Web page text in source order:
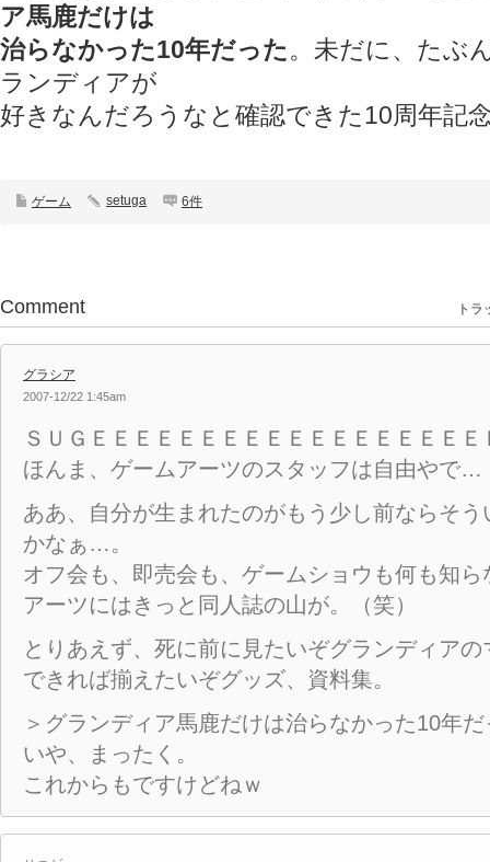
ア馬鹿だけは
治らなかった10年だった。未だに、たぶ
ランディアが
好きなんだろうなと確認できた10周年記
ゲーム setuga 6件
Comment トラ
グラシア
2007-12/22 1:45am
ＳＵＧＥＥＥＥＥＥＥＥＥＥＥＥＥＥＥＥＥＥ
ほんま、ゲームアーツのスタッフは自由やで…
ああ、自分が生まれたのがもう少し前ならそ
かなぁ…。
オフ会も、即売会も、ゲームショウも何も知
アーツにはきっと同人誌の山が。（笑）
とりあえず、死に前に見たいぞグランディアの
できれば揃えたいぞグッズ、資料集。
＞グランディア馬鹿だけは治らなかった10年
いや、まったく。
これからもですけどねｗ